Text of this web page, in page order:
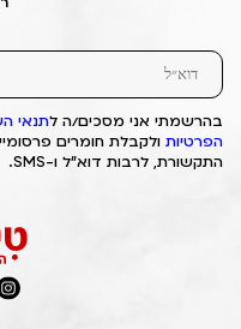
בהרשמתי אני מסכים/ה לתנאי
הפרטיות ולקבלת חומרים
התקשורת, לרבות דוא"ל ו-SMS.